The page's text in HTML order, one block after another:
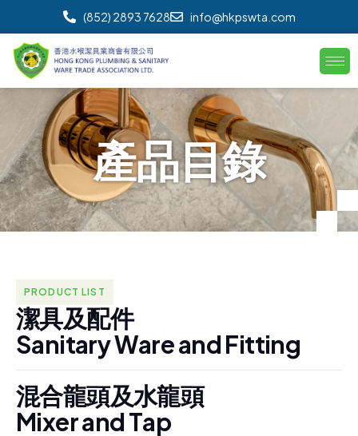
(852) 2893 7628 info@hkpswta.com
產品目錄
PRODUCT LIST
潔具及配件
SanitaryWareandFitting
混合龍頭及水龍頭
MixerandTap